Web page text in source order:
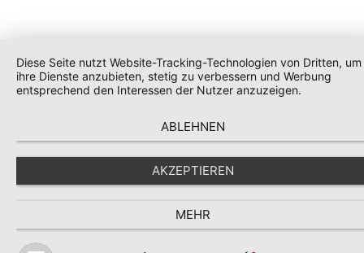
Diese Seite nutzt Website-Tracking-Technologien von Dritten, um
ihre Dienste anzubieten, stetig zu verbessern und Werbung
entsprechend den Interessen der Nutzer anzuzeigen.
ABLEHNEN
AKZEPTIEREN
MEHR